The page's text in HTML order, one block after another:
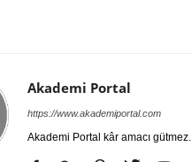
Akademi Portal
https://www.akademiportal.com
Akademi Portal kâr amacı gütmez.